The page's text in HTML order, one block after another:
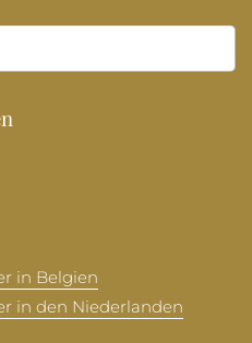
in Belgien
in den Niederlanden